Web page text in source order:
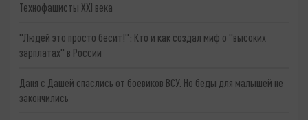
Технофашисты XXI века
"Людей это просто бесит!": Кто и как создал миф о "высоких
зарплатах" в России
Даня с Дашей спаслись от боевиков ВСУ. Но беды для малышей не
закончились